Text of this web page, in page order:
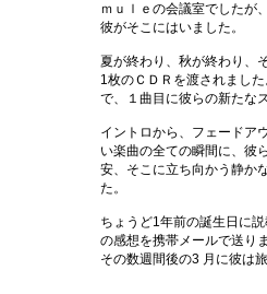
ｍｕｌｅの会議室でしたが
彼がそこにはいました。
夏が終わり、秋が終わり、
1枚のＣＤＲを渡されまし
で、１曲目に彼らの新たな
イントロから、フェードア
い楽曲の全ての瞬間に、彼
安、そこに立ち向かう静か
た。
ちょうど1年前の誕生日に
の感想を携帯メールで送り
その数週間後の3 月に彼は